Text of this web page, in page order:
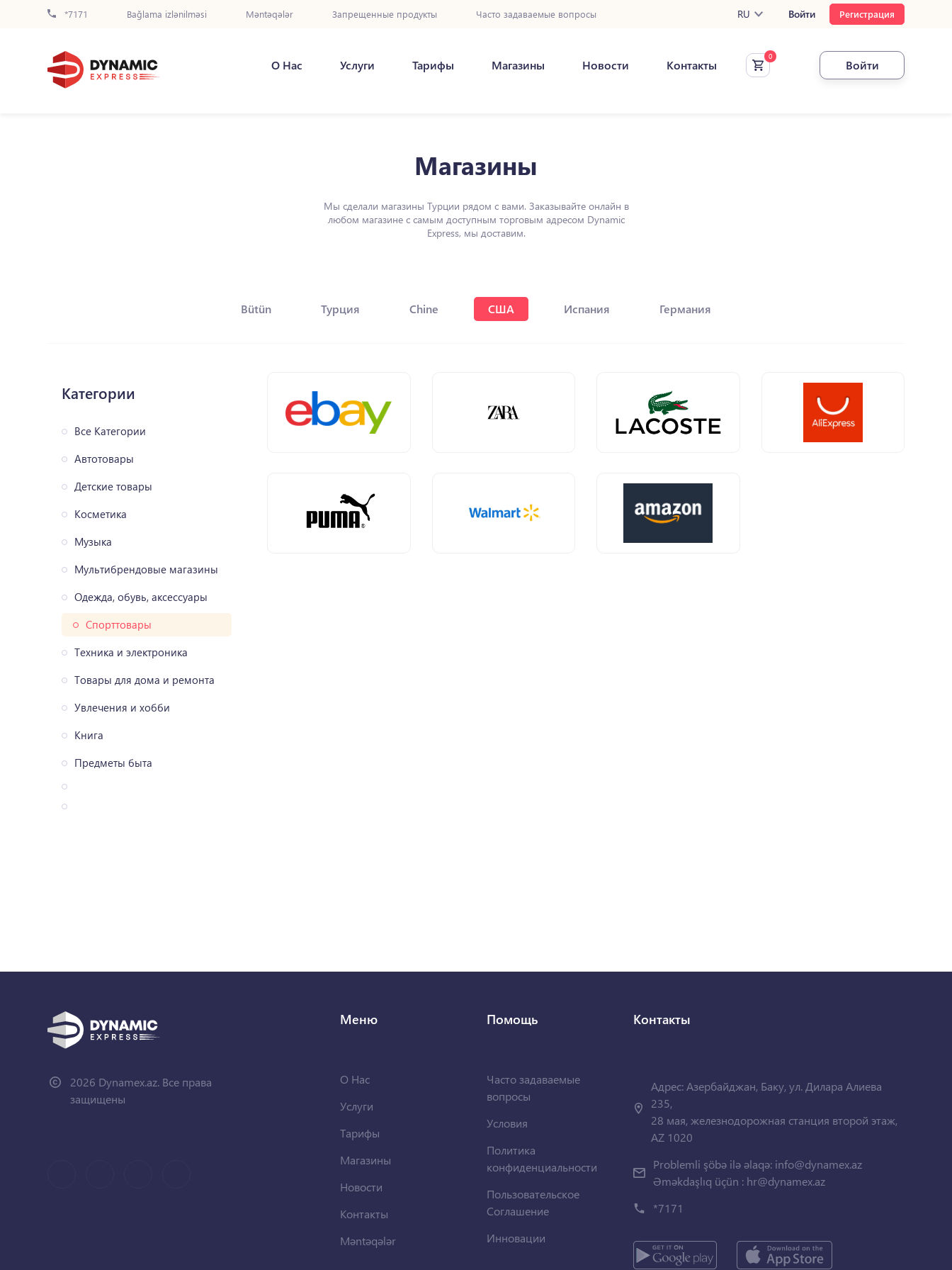
*7171 Bağlama izlənilməsi Məntəqələr Запрещенные продукты Часто задаваемые вопросы RU Войти Регистрация
О Нас Услуги Тарифы Магазины Новости Контакты Войти
Магазины
Мы сделали магазины Турции рядом с вами. Заказывайте онлайн в
любом магазине с самым доступным торговым адресом Dynamic
Express, мы доставим.
Bütün Турция Chine США Испания Германия
Категории
Все Категории
Автотовары
Детские товары
Косметика
Музыка
Мультибрендовые магазины
Одежда, обувь, аксессуары
Спорттовары
Техника и электроника
Товары для дома и ремонта
Увлечения и хобби
Книга
Предметы быта
2026 Dynamex.az. Все права
защищены
Меню
О Нас
Услуги
Тарифы
Магазины
Новости
Контакты
Məntəqələr
Помощь
Часто задаваемые
вопросы
Условия
Политика
конфиденциальности
Пользовательское
Соглашение
Инновации
Контакты
Адрес: Азербайджан, Баку, ул. Дилара Алиева
235,
28 мая, железнодорожная станция второй этаж,
AZ 1020
Problemli şöbə ilə əlaqə: info@dynamex.az
Əməkdaşlıq üçün : hr@dynamex.az
*7171